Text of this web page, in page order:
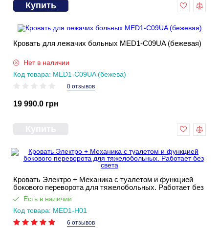
Купить
Кровать для лежачих больных MED1-C09UA (бежевая)
Нет в наличии
Код товара: MED1-C09UA (бежева)
0 отзывов
19 990.0 грн
Кровать Электро + Механика с туалетом и функцией
бокового переворота для тяжелобольных. Работает без
светаЕсть в наличии
Код товара: MED1-H01
6 отзывов